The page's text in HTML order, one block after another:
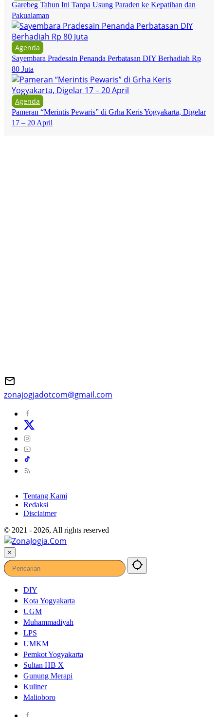
Garebeg Tahun Ini Tanpa Usung Paraden ke Kepatihan dan
Pakualaman
Agenda
Sayembara Pradesain Penanda Perbatasan DIY Berhadiah Rp
80 Juta
Agenda
Pameran “Merintis Pewaris” di Grha Keris Yogyakarta, Digelar
17 – 20 April
zonajogjadotcom@gmail.com
Tentang Kami
Redaksi
Disclaimer
© 2021 - 2026, All rights reserved
×
DIY
Kota Yogyakarta
UGM
Muhammadiyah
LPS
UMKM
Pemkot Yogyakarta
Sultan HB X
Gunung Merapi
Kuliner
Malioboro